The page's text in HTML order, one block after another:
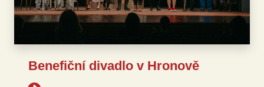
Benefiční divadlo v Hronově